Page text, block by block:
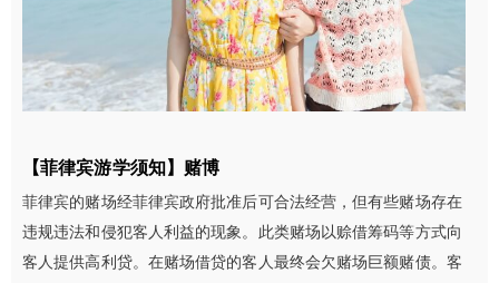
【菲律宾游学须知】 赌博
菲律宾的赌场经菲律宾政府批准后可合法经营，但有些赌场存在
违规违法和侵犯客人利益的现象。此类赌场以赊借筹码等方式向
客人提供高利贷。在赌场借贷的客人最终会欠赌场巨额赌债。客